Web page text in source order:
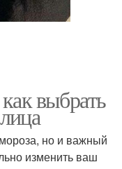
выбрать
но и важный
изменить ваш